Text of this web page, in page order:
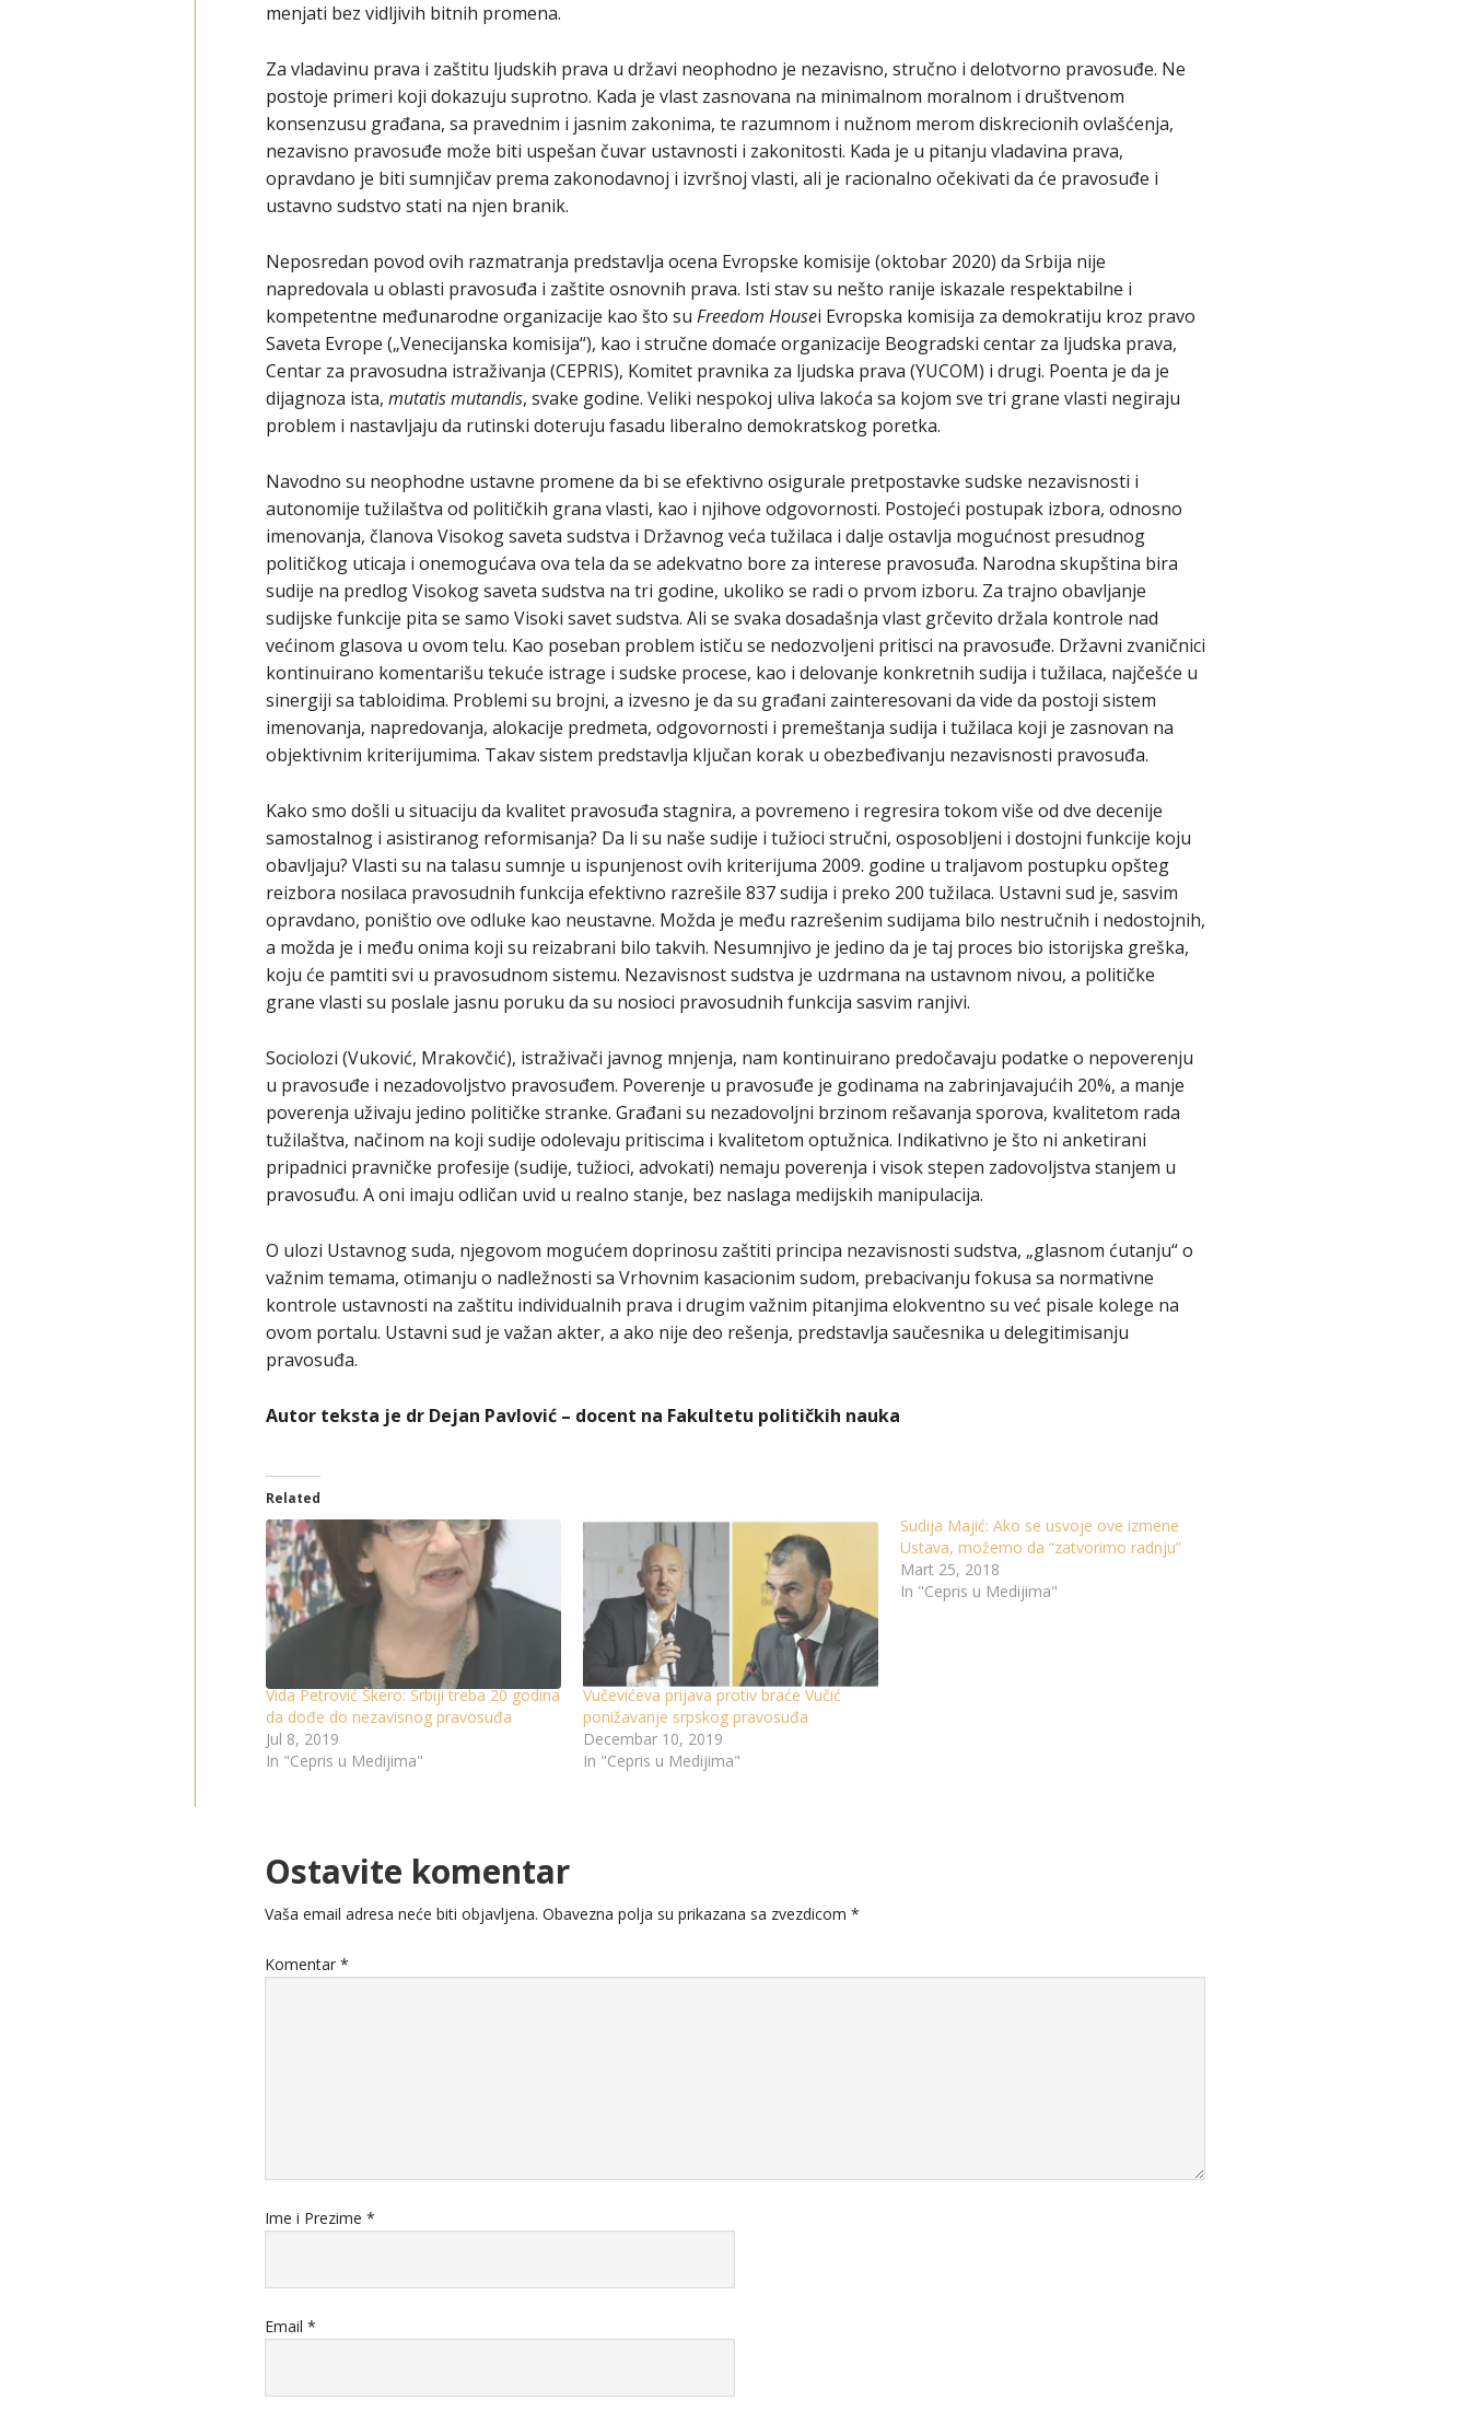
menjati bez vidljivih bitnih promena.
Za vladavinu prava i zaštitu ljudskih prava u državi neophodno je nezavisno, stručno i delotvorno pravosuđe. Ne
postoje primeri koji dokazuju suprotno. Kada je vlast zasnovana na minimalnom moralnom i društvenom
konsenzusu građana, sa pravednim i jasnim zakonima, te razumnom i nužnom merom diskrecionih ovlašćenja,
nezavisno pravosuđe može biti uspešan čuvar ustavnosti i zakonitosti. Kada je u pitanju vladavina prava,
opravdano je biti sumnjičav prema zakonodavnoj i izvršnoj vlasti, ali je racionalno očekivati da će pravosuđe i
ustavno sudstvo stati na njen branik.
Neposredan povod ovih razmatranja predstavlja ocena Evropske komisije (oktobar 2020) da Srbija nije
napredovala u oblasti pravosuđa i zaštite osnovnih prava. Isti stav su nešto ranije iskazale respektabilne i
kompetentne međunarodne organizacije kao što su Freedom Housei Evropska komisija za demokratiju kroz pravo
Saveta Evrope („Venecijanska komisija“), kao i stručne domaće organizacije Beogradski centar za ljudska prava,
Centar za pravosudna istraživanja (CEPRIS), Komitet pravnika za ljudska prava (YUCOM) i drugi. Poenta je da je
dijagnoza ista, mutatis mutandis, svake godine. Veliki nespokoj uliva lakoća sa kojom sve tri grane vlasti negiraju
problem i nastavljaju da rutinski doteruju fasadu liberalno demokratskog poretka.
Navodno su neophodne ustavne promene da bi se efektivno osigurale pretpostavke sudske nezavisnosti i
autonomije tužilaštva od političkih grana vlasti, kao i njihove odgovornosti. Postojeći postupak izbora, odnosno
imenovanja, članova Visokog saveta sudstva i Državnog veća tužilaca i dalje ostavlja mogućnost presudnog
političkog uticaja i onemogućava ova tela da se adekvatno bore za interese pravosuđa. Narodna skupština bira
sudije na predlog Visokog saveta sudstva na tri godine, ukoliko se radi o prvom izboru. Za trajno obavljanje
sudijske funkcije pita se samo Visoki savet sudstva. Ali se svaka dosadašnja vlast grčevito držala kontrole nad
većinom glasova u ovom telu. Kao poseban problem ističu se nedozvoljeni pritisci na pravosuđe. Državni zvaničnici
kontinuirano komentarišu tekuće istrage i sudske procese, kao i delovanje konkretnih sudija i tužilaca, najčešće u
sinergiji sa tabloidima. Problemi su brojni, a izvesno je da su građani zainteresovani da vide da postoji sistem
imenovanja, napredovanja, alokacije predmeta, odgovornosti i premeštanja sudija i tužilaca koji je zasnovan na
objektivnim kriterijumima. Takav sistem predstavlja ključan korak u obezbeđivanju nezavisnosti pravosuđa.
Kako smo došli u situaciju da kvalitet pravosuđa stagnira, a povremeno i regresira tokom više od dve decenije
samostalnog i asistiranog reformisanja? Da li su naše sudije i tužioci stručni, osposobljeni i dostojni funkcije koju
obavljaju? Vlasti su na talasu sumnje u ispunjenost ovih kriterijuma 2009. godine u traljavom postupku opšteg
reizbora nosilaca pravosudnih funkcija efektivno razrešile 837 sudija i preko 200 tužilaca. Ustavni sud je, sasvim
opravdano, poništio ove odluke kao neustavne. Možda je među razrešenim sudijama bilo nestručnih i nedostojnih,
a možda je i među onima koji su reizabrani bilo takvih. Nesumnjivo je jedino da je taj proces bio istorijska greška,
koju će pamtiti svi u pravosudnom sistemu. Nezavisnost sudstva je uzdrmana na ustavnom nivou, a političke
grane vlasti su poslale jasnu poruku da su nosioci pravosudnih funkcija sasvim ranjivi.
Sociolozi (Vuković, Mrakovčić), istraživači javnog mnjenja, nam kontinuirano predočavaju podatke o nepoverenju
u pravosuđe i nezadovoljstvo pravosuđem. Poverenje u pravosuđe je godinama na zabrinjavajućih 20%, a manje
poverenja uživaju jedino političke stranke. Građani su nezadovoljni brzinom rešavanja sporova, kvalitetom rada
tužilaštva, načinom na koji sudije odolevaju pritiscima i kvalitetom optužnica. Indikativno je što ni anketirani
pripadnici pravničke profesije (sudije, tužioci, advokati) nemaju poverenja i visok stepen zadovoljstva stanjem u
pravosuđu. A oni imaju odličan uvid u realno stanje, bez naslaga medijskih manipulacija.
O ulozi Ustavnog suda, njegovom mogućem doprinosu zaštiti principa nezavisnosti sudstva, „glasnom ćutanju“ o
važnim temama, otimanju o nadležnosti sa Vrhovnim kasacionim sudom, prebacivanju fokusa sa normativne
kontrole ustavnosti na zaštitu individualnih prava i drugim važnim pitanjima elokventno su već pisale kolege na
ovom portalu. Ustavni sud je važan akter, a ako nije deo rešenja, predstavlja saučesnika u delegitimisanju
pravosuđa.
Autor teksta je dr Dejan Pavlović – docent na Fakultetu političkih nauka
Related
Vida Petrović Škero: Srbiji treba 20 godina
da dođe do nezavisnog pravosuđa
Jul 8, 2019
In "Cepris u Medijima"
Vučevićeva prijava protiv braće Vučić
ponižavanje srpskog pravosuđa
Decembar 10, 2019
In "Cepris u Medijima"
Sudija Majić: Ako se usvoje ove izmene
Ustava, možemo da “zatvorimo radnju”
Mart 25, 2018
In "Cepris u Medijima"
Ostavite komentar
Vaša email adresa neće biti objavljena. Obavezna polja su prikazana sa zvezdicom *
Komentar *
Ime i Prezime *
Email *